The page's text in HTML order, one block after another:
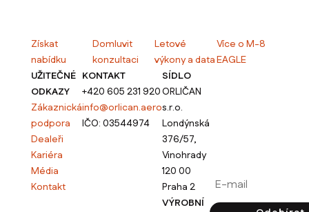
Získat
nabídku
Domluvit
konzultaci
Letové
výkony a data
Více o M-8
EAGLE
UŽITEČNÉ
ODKAZY
Zákaznická
podpora
Dealeři
Kariéra
Média
Kontakt
KONTAKT
+420 605 231 920
info@orlican.aero
IČO: 03544974
SÍDLO
ORLIČAN
s.r.o.
Londýnská
376/57,
Vinohrady
120 00
Praha 2
VÝROBNÍ